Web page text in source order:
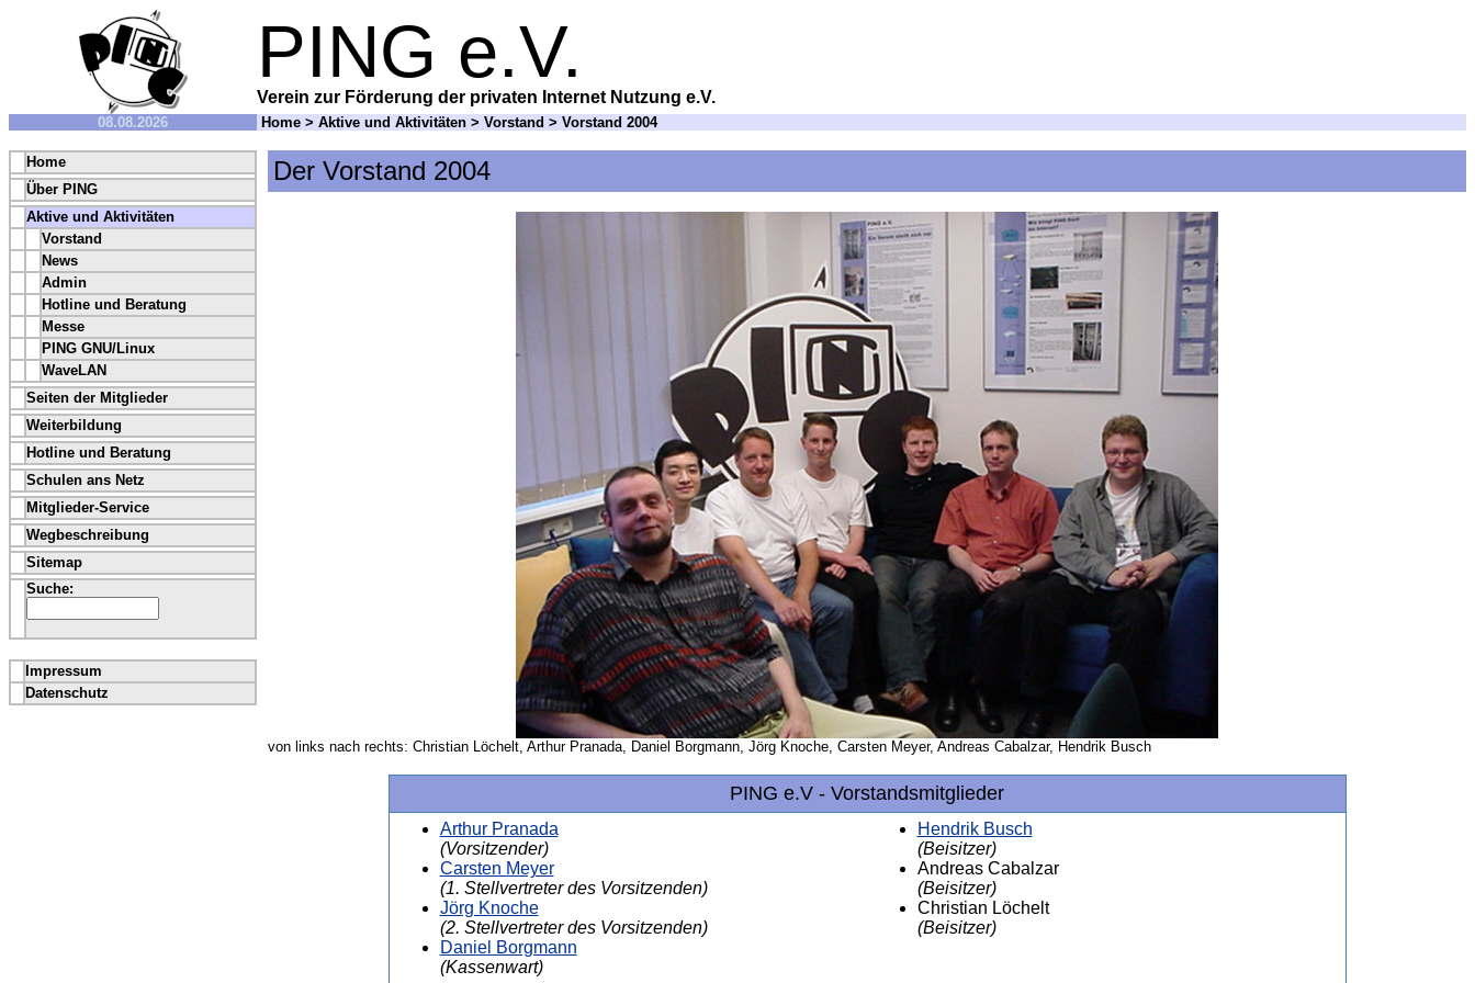
PING e.V.
Verein zur Förderung der privaten Internet Nutzung e.V.
08.08.2026 Home > Aktive und Aktivitäten > Vorstand > Vorstand 2004
Home
Über PING
Aktive und Aktivitäten
Vorstand
News
Admin
Hotline und Beratung
Messe
PING GNU/Linux
WaveLAN
Seiten der Mitglieder
Weiterbildung
Hotline und Beratung
Schulen ans Netz
Mitglieder-Service
Wegbeschreibung
Sitemap
Suche:
Impressum
Datenschutz
Der Vorstand 2004
von links nach rechts: Christian Löchelt, Arthur Pranada, Daniel Borgmann, Jörg Knoche, Carsten Meyer, Andreas Cabalzar, Hendrik Busch
PING e.V - Vorstandsmitglieder
Arthur Pranada
(Vorsitzender)
Carsten Meyer
(1. Stellvertreter des Vorsitzenden)
Jörg Knoche
(2. Stellvertreter des Vorsitzenden)
Daniel Borgmann
(Kassenwart)
Hendrik Busch
(Beisitzer)
Andreas Cabalzar
(Beisitzer)
Christian Löchelt
(Beisitzer)